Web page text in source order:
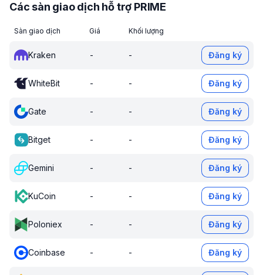
Các sàn giao dịch hỗ trợ PRIME
Sàn giao dịch Giá Khối lượng
Kraken - - Đăng ký
WhiteBit - - Đăng ký
Gate - - Đăng ký
Bitget - - Đăng ký
Gemini - - Đăng ký
KuCoin - - Đăng ký
Poloniex - - Đăng ký
Coinbase - - Đăng ký